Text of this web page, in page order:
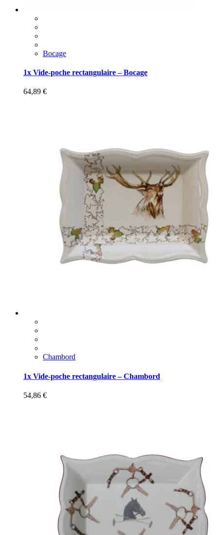
Bocage
1x Vide-poche rectangulaire – Bocage
64,89 €
Chambord
1x Vide-poche rectangulaire – Chambord
54,86 €